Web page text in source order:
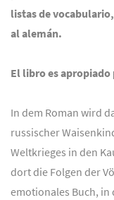
listas de
al alemán.
El libro es apropiado
In dem Roman wird
russischer
Weltkrieges in den
dort die Folgen der
emotionales Buch, in